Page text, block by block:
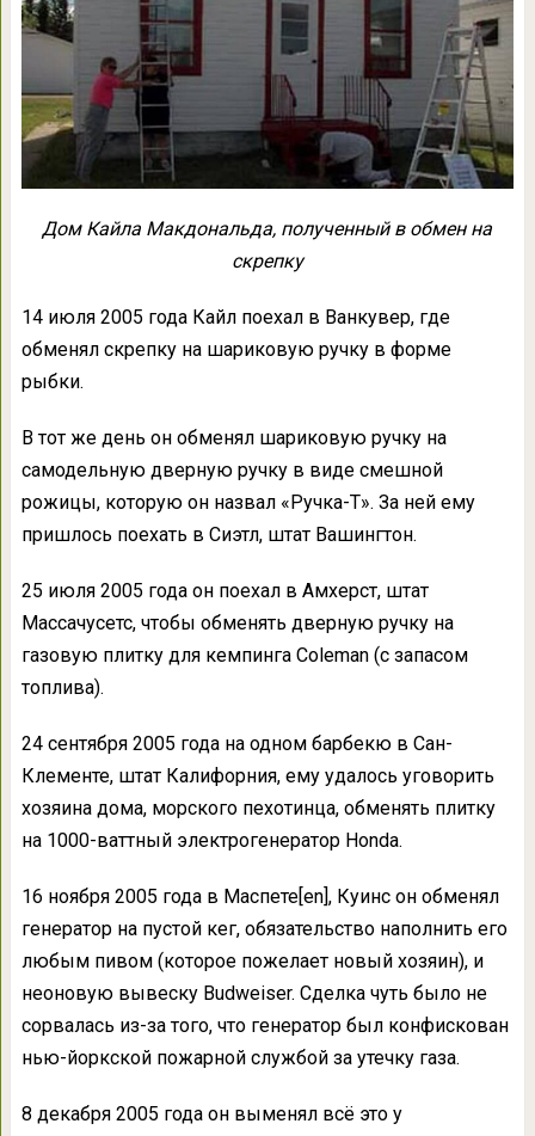
Дом Кайла Макдональда, полученный в обмен на
скрепку
14 июля 2005 года Кайл поехал в Ванкувер, где
обменял скрепку на шариковую ручку в форме
рыбки.
В тот же день он обменял шариковую ручку на
самодельную дверную ручку в виде смешной
рожицы, которую он назвал «Ручка-Т». За ней ему
пришлось поехать в Сиэтл, штат Вашингтон.
25 июля 2005 года он поехал в Амхерст, штат
Массачусетс, чтобы обменять дверную ручку на
газовую плитку для кемпинга Coleman (с запасом
топлива).
24 сентября 2005 года на одном барбекю в Сан-
Клементе, штат Калифорния, ему удалось уговорить
хозяина дома, морского пехотинца, обменять плитку
на 1000-ваттный электрогенератор Honda.
16 ноября 2005 года в Маспете[en], Куинс он обменял
генератор на пустой кег, обязательство наполнить его
любым пивом (которое пожелает новый хозяин), и
неоновую вывеску Budweiser. Сделка чуть было не
сорвалась из-за того, что генератор был конфискован
нью-йоркской пожарной службой за утечку газа.
8 декабря 2005 года он выменял всё это у